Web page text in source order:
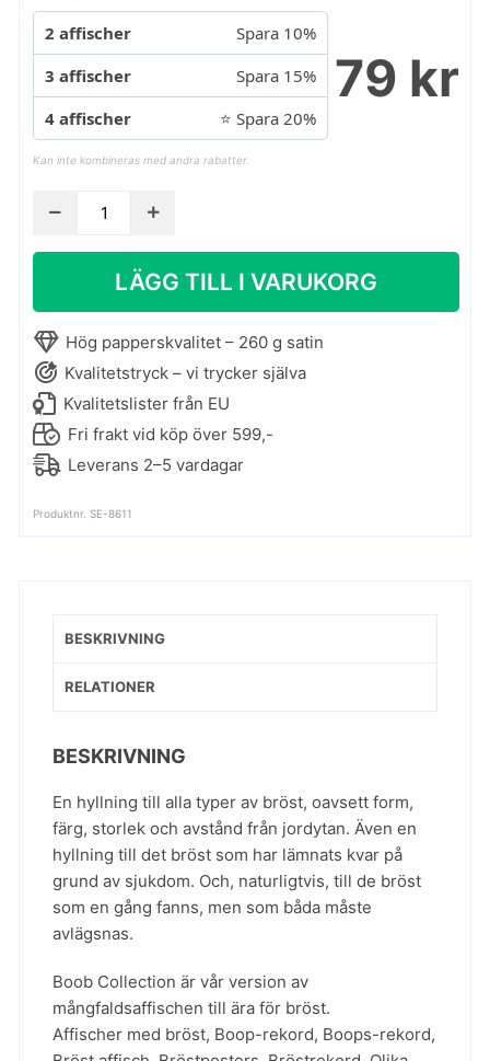
2 affischer
Spara 10%
3 affischer
Spara 15%
4 affischer
⭐ Spara 20%
Kan inte kombineras med andra rabatter.
79 kr
bröst
Boob
Collection
mängd
LÄGG TILL I VARUKORG
Hög papperskvalitet – 260 g satin
Kvalitetstryck – vi trycker själva
Kvalitetslister från EU
Fri frakt vid köp över 599,-
Leverans 2–5 vardagar
Produktnr. SE-8611
BESKRIVNING
RELATIONER
BESKRIVNING
En hyllning till alla typer av bröst, oavsett form,
färg, storlek och avstånd från jordytan. Även en
hyllning till det bröst som har lämnats kvar på
grund av sjukdom. Och, naturligtvis, till de bröst
som en gång fanns, men som båda måste
avlägsnas.
Boob Collection är vår version av
mångfaldsaffischen till ära för bröst.
Affischer med bröst, Boop-rekord, Boops-rekord,